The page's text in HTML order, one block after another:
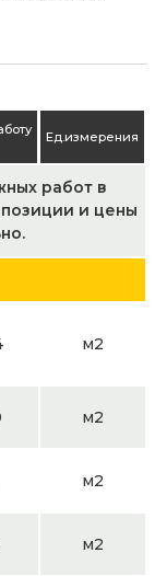
работ в
и цены
Ед.измерения
м2
м2
м2
м2